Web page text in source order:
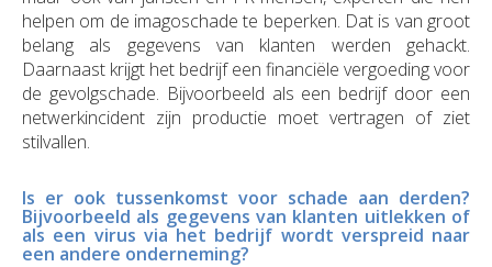
helpen om de imagoschade te beperken. Dat is van groot
belang als gegevens van klanten werden gehackt.
Daarnaast krijgt het bedrijf een financiële vergoeding voor
de gevolgschade. Bijvoorbeeld als een bedrijf door een
netwerkincident zijn productie moet vertragen of ziet
stilvallen.
Is er ook tussenkomst voor schade aan derden?
Bijvoorbeeld als gegevens van klanten uitlekken of
als een virus via het bedrijf wordt verspreid naar
een andere onderneming?